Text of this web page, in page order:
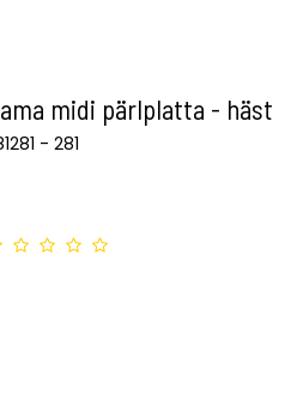
midi pärlplatta - häst
- 281